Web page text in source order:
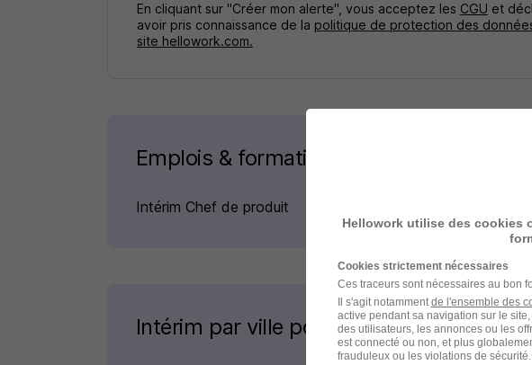
En cliquant sur "Créer mon alerte", vous acceptez les CGU et
avoir pris connaissance de la politique de protection des
site hellowork.com.
Emplois & formations
Intérim Chef de produit
Intérim par ville pour le métier Chef de
Hellowork utilise des cookies
Cookies strictement nécessaires
Ces traceurs sont nécessaires au bon
Il s'agit notammentde l'ensemble des
active pendant sa navigation sur le
des utilisateurs, les annonces ou les
est connecté ou non, et plus
frauduleux ou les violations de sécurité.